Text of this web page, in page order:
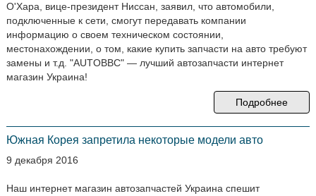
О'Хара, вице-президент Ниссан, заявил, что автомобили,
подключенные к сети, смогут передавать компании
информацию о своем техническом состоянии,
местонахождении, о том, какие купить запчасти на авто требуют
замены и т.д. "AUTOBBC" — лучший автозапчасти интернет
магазин Украина!
Подробнее
Южная Корея запретила некоторые модели авто
9 декабря 2016
Наш интернет магазин автозапчастей Украина спешит